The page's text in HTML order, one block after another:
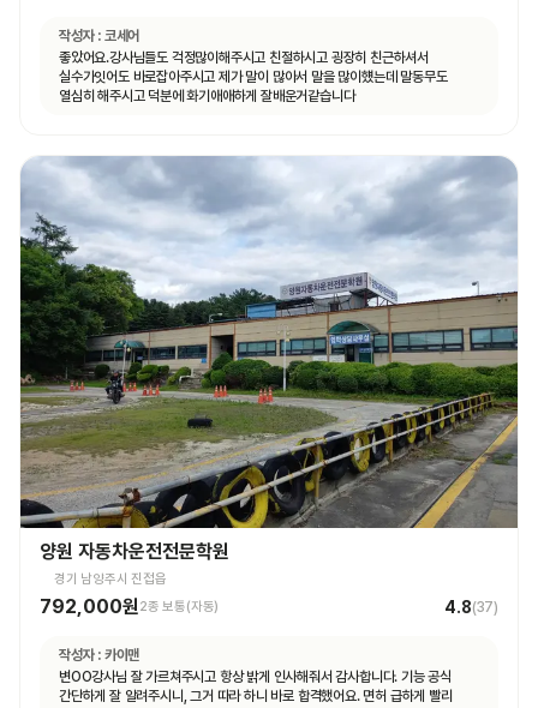
작성자 : 코세어
좋았어요.강사님들도 걱정많이해주시고 친절하시고 굉장히 친근하셔서
실수가잇어도 바로잡아주시고 제가 말이 많아서 말을 많이헀는데 말동무도
열심히 해주시고 덕분에 화기애애하게 잘배운거같습니다
양원 자동차운전전문학원
경기 남양주시 진접읍
792,000원2종 보통(자동) 4.8(37)
작성자 : 카이맨
변OO강사님 잘 가르쳐주시고 항상 밝게 인사해줘서 감사합니다. 기능 공식
간단하게 잘 알려주시니, 그거 따라 하니 바로 합격했어요. 면허 급하게 빨리